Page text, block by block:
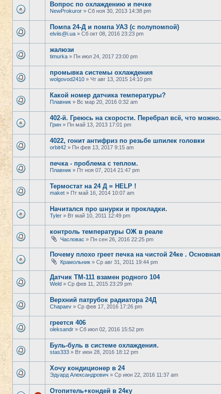
Вопрос по охлаждению и печке
NewProkuror » Сб ноя 30, 2013 14:38 pm
Помпа 24-Д и помпа УАЗ (с полупомпой)
elviis@i.ua » Сб окт 08, 2016 23:23 pm
жалюзи
timurka » Пн июл 24, 2017 23:00 pm
промывка системы охлаждения
wolgovod2410 » Чт авг 13, 2015 14:10 pm
Какой номер датчика температуры?
Плавник » Вс мар 20, 2016 0:32 am
402-й. Греюсь на скорости. Перебрал всё, что
Грин » Пн май 13, 2013 17:01 pm
4022, гонит антифриз по резьбе шпилек головки
orbit42 » Пн фев 13, 2017 9:15 am
печка - проблема с теплом.
Плавник » Пт ноя 07, 2014 21:47 pm
Термостат на 24 Д = HELP !
maket » Пт май 16, 2014 10:07 am
Начитался про шнурки и прокладки.
Tyler » Вт май 10, 2011 12:49 pm
контроль температуры ОЖ в реале
Часловас » Пн сен 26, 2016 22:25 pm
Почему плохо греет печка на чистой 24ке .
Крамольник » Ср авг 31, 2011 19:44 pm
Датчик ТМ-111 взамен родного 104
Weld » Ср фев 11, 2015 23:29 pm
Верхний патрубок радиатора 24Д
Chapaev » Ср фев 17, 2016 17:26 pm
греется 406
oleksandr » Сб июл 02, 2016 15:52 pm
Буль-буль в системе охлаждения.
stas333 » Вт июн 28, 2016 18:12 pm
Хочу кондиционер в 24
Эдуард Александрович » Ср июн 22, 2016 11:37 am
Отопитель+кондей в 24ку